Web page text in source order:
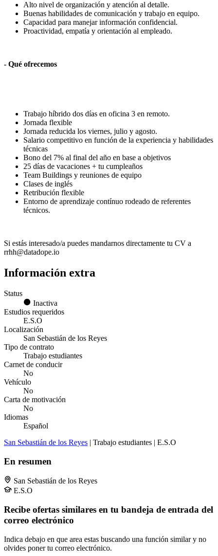
Alto nivel de organización y atención al detalle.
Buenas habilidades de comunicación y trabajo en equipo.
Capacidad para manejar información confidencial.
Proactividad, empatía y orientación al empleado.
- Qué ofrecemos
Trabajo híbrido dos días en oficina 3 en remoto.
Jornada flexible
Jornada reducida los viernes, julio y agosto.
Salario competitivo en función de la experiencia y habilidades
técnicas
Bono del 7% al final del año en base a objetivos
25 días de vacaciones + tu cumpleaños
Team Buildings y reuniones de equipo
Clases de inglés
Retribución flexible
Entorno de aprendizaje contínuo rodeado de referentes
técnicos.
Si estás interesado/a puedes mandarnos directamente tu CV a
rrhh@datadope.io
Información extra
Status
Inactiva
Estudios requeridos
E.S.O
Localización
San Sebastián de los Reyes
Tipo de contrato
Trabajo estudiantes
Carnet de conducir
No
Vehículo
No
Carta de motivación
No
Idiomas
Español
San Sebastián de los Reyes | Trabajo estudiantes | E.S.O
En resumen
San Sebastián de los Reyes
E.S.O
Recibe ofertas similares en tu bandeja de entrada del
correo electrónico
Indica debajo en que area estas buscando una función similar y no
olvides poner tu correo electrónico.